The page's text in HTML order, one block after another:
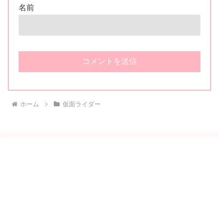
名前
ホーム 仮面ライダー